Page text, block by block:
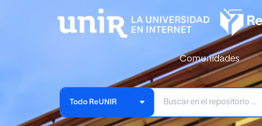
Comunidades
Todo ReUNIR